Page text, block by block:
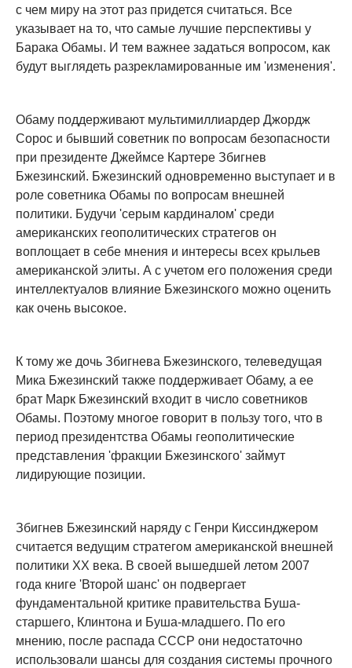
с чем миру на этот раз придется считаться. Все
указывает на то, что самые лучшие перспективы у
Барака Обамы. И тем важнее задаться вопросом, как
будут выглядеть разрекламированные им 'изменения'.
Обаму поддерживают мультимиллиардер Джордж
Сорос и бывший советник по вопросам безопасности
при президенте Джеймсе Картере Збигнев
Бжезинский. Бжезинский одновременно выступает и в
роле советника Обамы по вопросам внешней
политики. Будучи 'серым кардиналом' среди
американских геополитических стратегов он
воплощает в себе мнения и интересы всех крыльев
американской элиты. А с учетом его положения среди
интеллектуалов влияние Бжезинского можно оценить
как очень высокое.
К тому же дочь Збигнева Бжезинского, телеведущая
Мика Бжезинский также поддерживает Обаму, а ее
брат Марк Бжезинский входит в число советников
Обамы. Поэтому многое говорит в пользу того, что в
период президентства Обамы геополитические
представления 'фракции Бжезинского' займут
лидирующие позиции.
Збигнев Бжезинский наряду с Генри Киссинджером
считается ведущим стратегом американской внешней
политики XX века. В своей вышедшей летом 2007
года книге 'Второй шанс' он подвергает
фундаментальной критике правительства Буша-
старшего, Клинтона и Буша-младшего. По его
мнению, после распада СССР они недостаточно
использовали шансы для создания системы прочного